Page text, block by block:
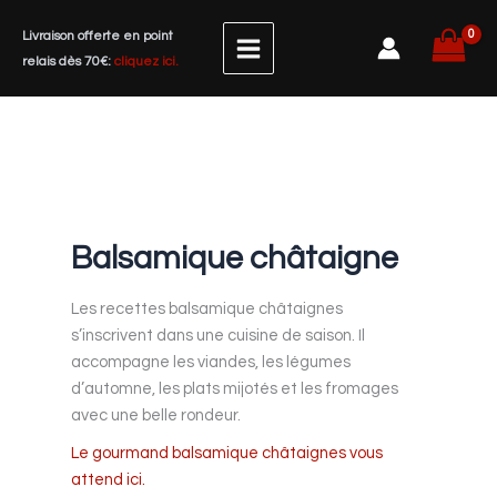
contenu
Livraison offerte en point
relais dès 70€: cliquez ici.
Balsamique châtaigne
Les recettes balsamique châtaignes
s’inscrivent dans une cuisine de saison. Il
accompagne les viandes, les légumes
d’automne, les plats mijotés et les fromages
avec une belle rondeur.
Le gourmand balsamique châtaignes vous
attend ici.